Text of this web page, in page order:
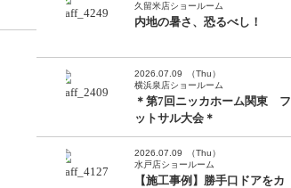
久留米店ショールーム
内地の暑さ、恐るべし！
2026.07.09
（Thu）
横浜泉店ショールーム
＊第7回ニッカホーム関東 フ
ットサル大会＊
2026.07.09
（Thu）
水戸店ショールーム
【施工事例】勝手口ドアをカ